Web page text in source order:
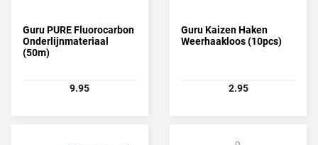
Guru PURE Fluorocarbon
Onderlijnmateriaal
(50m)
9.95
Guru Kaizen Haken
Weerhaakloos (10pcs)
2.95